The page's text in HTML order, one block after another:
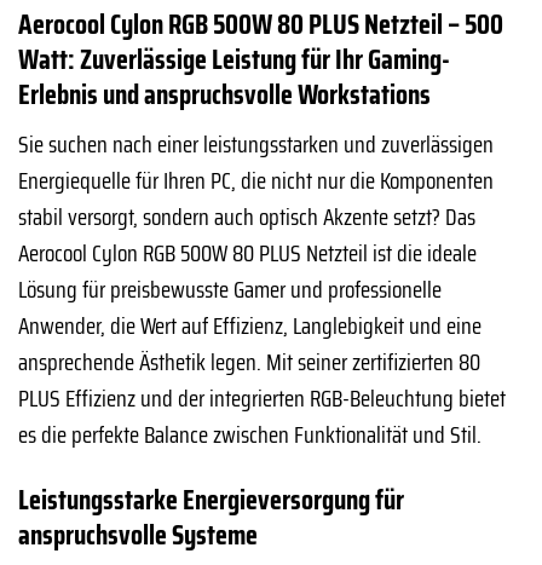
Aerocool Cylon RGB 500W 80 PLUS Netzteil – 500
Watt: Zuverlässige Leistung für Ihr Gaming-
Erlebnis und anspruchsvolle Workstations
Sie suchen nach einer leistungsstarken und zuverlässigen
Energiequelle für Ihren PC, die nicht nur die Komponenten
stabil versorgt, sondern auch optisch Akzente setzt? Das
Aerocool Cylon RGB 500W 80 PLUS Netzteil ist die ideale
Lösung für preisbewusste Gamer und professionelle
Anwender, die Wert auf Effizienz, Langlebigkeit und eine
ansprechende Ästhetik legen. Mit seiner zertifizierten 80
PLUS Effizienz und der integrierten RGB-Beleuchtung bietet
es die perfekte Balance zwischen Funktionalität und Stil.
Leistungsstarke Energieversorgung für
anspruchsvolle Systeme